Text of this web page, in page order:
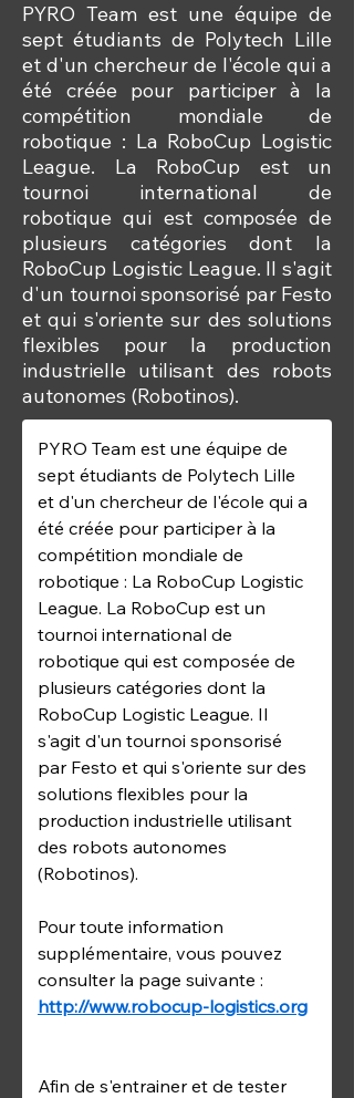
PYRO Team est une équipe de
sept étudiants de Polytech Lille
et d'un chercheur de l'école qui a
été créée pour participer à la
compétition mondiale de
robotique : La RoboCup Logistic
League. La RoboCup est un
tournoi international de
robotique qui est composée de
plusieurs catégories dont la
RoboCup Logistic League. Il s'agit
d'un tournoi sponsorisé par Festo
et qui s'oriente sur des solutions
flexibles pour la production
industrielle utilisant des robots
autonomes (Robotinos).
PYRO Team est une équipe de
sept étudiants de Polytech Lille
et d'un chercheur de l'école qui a
été créée pour participer à la
compétition mondiale de
robotique : La RoboCup Logistic
League. La RoboCup est un
tournoi international de
robotique qui est composée de
plusieurs catégories dont la
RoboCup Logistic League. Il
s'agit d'un tournoi sponsorisé
par Festo et qui s'oriente sur des
solutions flexibles pour la
production industrielle utilisant
des robots autonomes
(Robotinos).
Pour toute information
supplémentaire, vous pouvez
consulter la page suivante :
http://www.robocup-logistics.org
Afin de s'entrainer et de tester